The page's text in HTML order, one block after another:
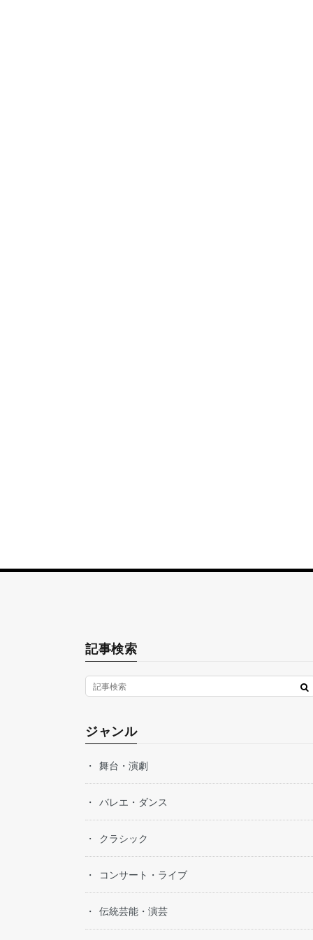
記事検索
ジャンル
舞台・演劇
バレエ・ダンス
クラシック
コンサート・ライブ
伝統芸能・演芸